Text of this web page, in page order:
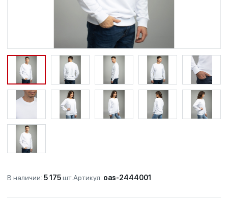
В наличии: 5 175шт.Артикул: oas-2444001